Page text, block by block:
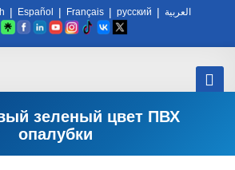
| Español | Français | русский | العربية
зеленый цвет ПВХ
опалубки